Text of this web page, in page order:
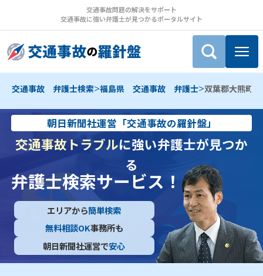
交通事故問題の解決をサポート
交通事故に強い弁護士が見つかるポータルサイト
交通事故 弁護士検索>福島県 交通事故 弁護士>双葉郡大熊町
朝日新聞社運営「交通事故の羅針盤」
交通事故トラブルに強い弁護士が見つか
る
弁護士検索サービス！
エリアから簡単検索
無料相談OK事務所も
朝日新聞社運営で安心